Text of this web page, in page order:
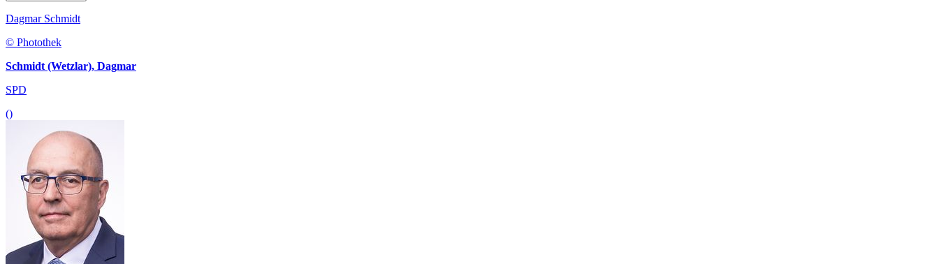
Dagmar Schmidt
© Photothek
Schmidt (Wetzlar), Dagmar
SPD
()